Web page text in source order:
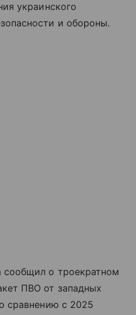
украинского
и обороны.
сообщил о троекратном
ПВО от западных
сравнению с 2025